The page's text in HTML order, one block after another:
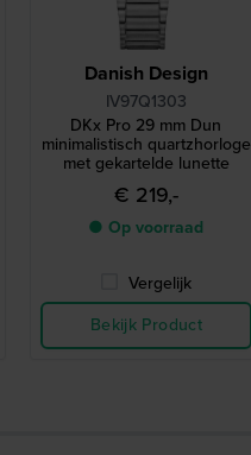
Danish Design
IV97Q1303
DKx Pro 29 mm Dun
minimalistisch quartzhorloge
met gekartelde lunette
€ 219,-
● Op voorraad
Vergelijk
Bekijk Product